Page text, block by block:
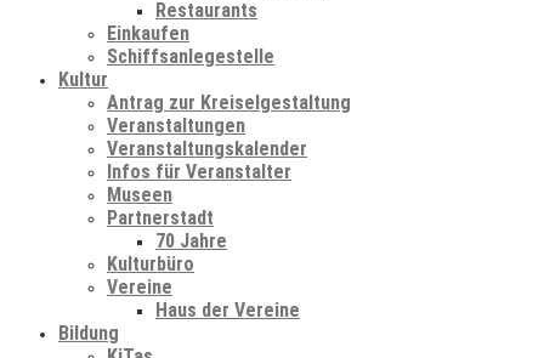
Restaurants
Einkaufen
Schiffsanlegestelle
Kultur
Antrag zur Kreiselgestaltung
Veranstaltungen
Veranstaltungskalender
Infos für Veranstalter
Museen
Partnerstadt
70 Jahre
Kulturbüro
Vereine
Haus der Vereine
Bildung